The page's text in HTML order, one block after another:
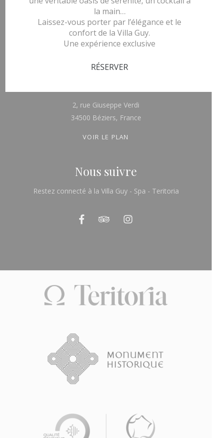
de 8h à 12h et de 15h à 20h
Animaux non admis
2, rue Giuseppe Verdi
34500 Béziers, France
VOIR LE PLAN
Nous suivre
Restez connecté à la Villa Guy - Spa - Teritoria
la main…
Laissez-vous porter par l’élégance et le
confort de la Villa Guy.
Une expérience exclusive
RÉSERVER